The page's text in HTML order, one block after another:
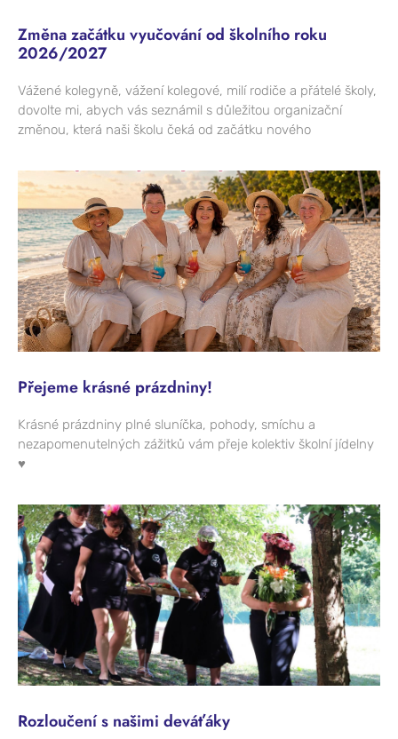
Změna začátku vyučování od školního roku
2026/2027
Vážené kolegyně, vážení kolegové, milí rodiče a přátelé školy,
dovolte mi, abych vás seznámil s důležitou organizační
změnou, která naši školu čeká od začátku nového
Přejeme krásné prázdniny!
Krásné prázdniny plné sluníčka, pohody, smíchu a
nezapomenutelných zážitků vám přeje kolektiv školní jídelny
♥
Rozloučení s našimi deváťáky